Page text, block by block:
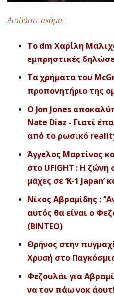
Διαβάστε ακόμα :
Το dm Χαρίλη
εμπρηστικές
Τα χρήματα του
προπονητήριο της
Ο Jon Jones
Nate Diaz - Γιατί
από το ρωσικό
Άγγελος Μαρτίνος
στο UFIGHT : Η ζώνη
μάχες σε ‘K-1 Japan’
Νίκος Αβραμίδης :
αυτός θα είναι ο
(BΙΝΤΕΟ)
Θρήνος στην
Χρυσή στο
Φεζουλάι για
να τον πάω νοκ